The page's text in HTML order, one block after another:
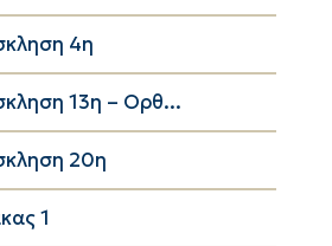
4η
13η – Ορθ...
20η
1